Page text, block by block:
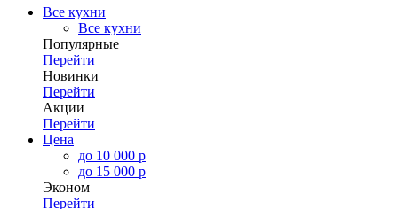
Все кухни
Все кухни
Популярные
Перейти
Новинки
Перейти
Акции
Перейти
Цена
до 10 000 р
до 15 000 р
Эконом
Перейти